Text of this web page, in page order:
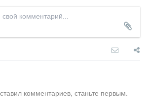
комментариев, станьте первым.